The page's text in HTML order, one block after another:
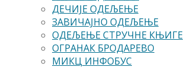
ДЕЧИЈЕ ОДЕЉЕЊЕ
ЗАВИЧАЈНО ОДЕЉЕЊЕ
ОДЕЉЕЊЕ СТРУЧНЕ КЊИГЕ
ОГРАНАК БРОДАРЕВО
МИКЦ ИНФОБУС